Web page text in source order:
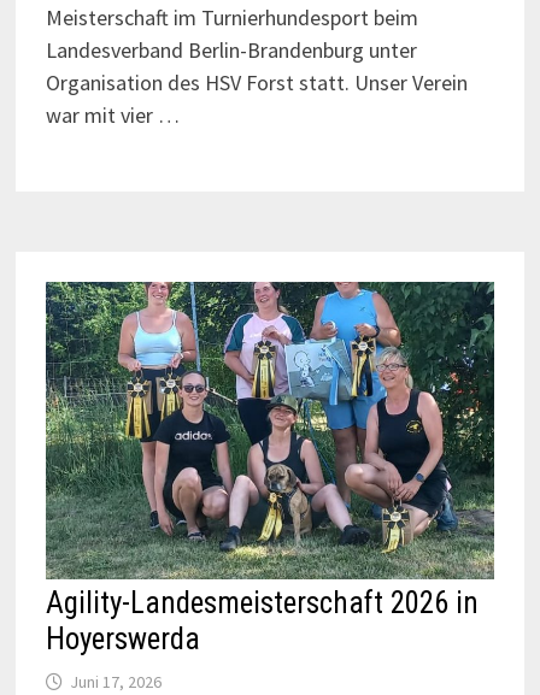
Meisterschaft im Turnierhundesport beim
Landesverband Berlin-Brandenburg unter
Organisation des HSV Forst statt. Unser Verein
war mit vier …
Agility-Landesmeisterschaft 2026 in
Hoyerswerda
Juni 17, 2026